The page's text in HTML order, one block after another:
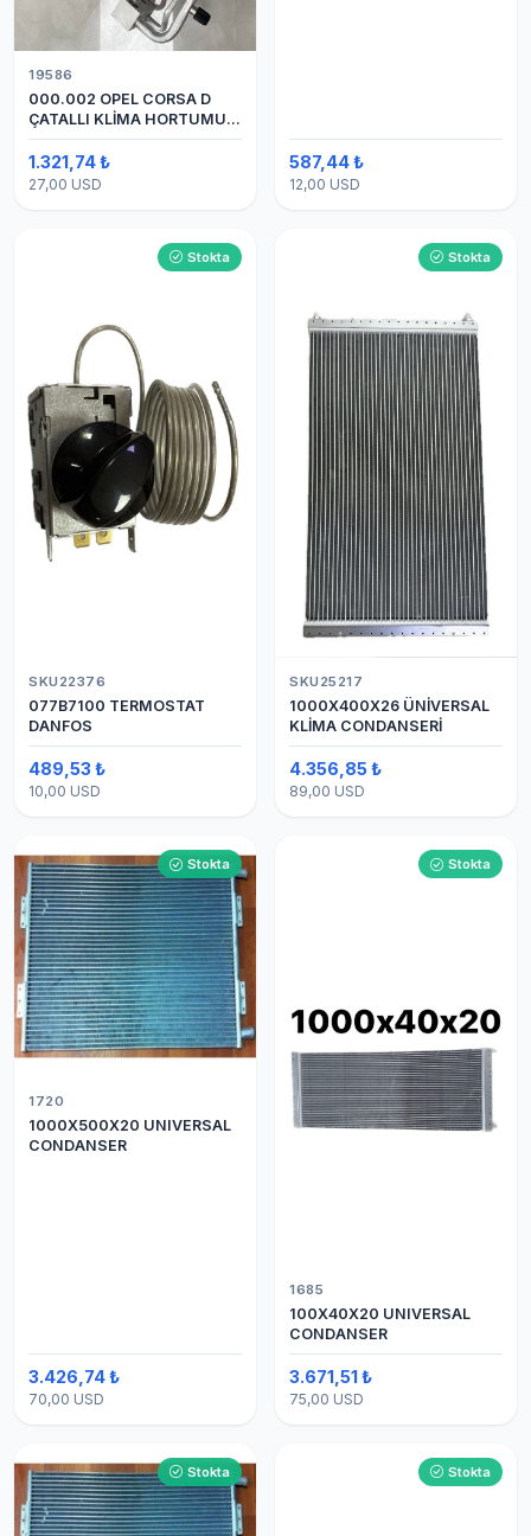
19586
000.002 OPEL CORSA D
ÇATALLI KLİMA HORTUMU
(OEM:1320335)
1.321,74 ₺
27,00 USD
587,44 ₺
12,00 USD
Stokta
SKU22376
077B7100 TERMOSTAT
DANFOS
489,53 ₺
10,00 USD
Stokta
SKU25217
1000X400X26 ÜNİVERSAL
KLİMA CONDANSERİ
4.356,85 ₺
89,00 USD
Stokta
1720
1000X500X20 UNIVERSAL
CONDANSER
3.426,74 ₺
70,00 USD
Stokta
1685
100X40X20 UNIVERSAL
CONDANSER
3.671,51 ₺
75,00 USD
Stokta Stokta